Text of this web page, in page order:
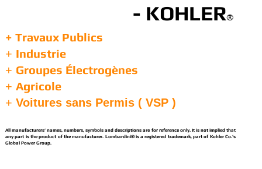
- KOHLER®
+ Travaux Publics
+ Industrie
+ Groupes Électrogènes
+ Agricole
+ Voitures sans Permis ( VSP )
All manufacturers’ names, numbers, symbols and descriptions are for reference only. It is not implied that
any part is the product of the manufacturer. Lombardini® is a registered trademark, part of Kohler Co.’s
Global Power Group.